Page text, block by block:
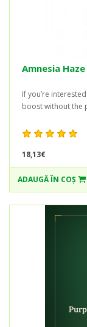
Amnesia Haze
If you’re
boost without the
18,13€
ADAUGĂ ÎN COŞ